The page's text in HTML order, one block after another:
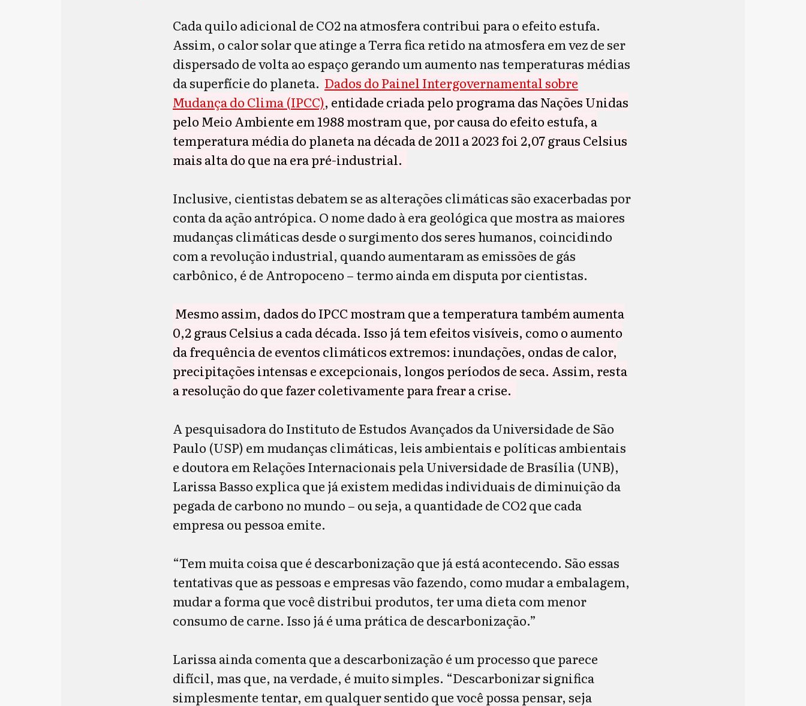
Cada quilo adicional de CO2 na atmosfera contribui para o efeito estufa.
Assim, o calor solar que atinge a Terra fica retido na atmosfera em vez de ser
dispersado de volta ao espaço gerando um aumento nas temperaturas médias
da superfície do planeta. Dados do Painel Intergovernamental sobre
Mudança do Clima (IPCC), entidade criada pelo programa das Nações Unidas
pelo Meio Ambiente em 1988 mostram que, por causa do efeito estufa, a
temperatura média do planeta na década de 2011 a 2023 foi 2,07 graus Celsius
mais alta do que na era pré-industrial.
Inclusive, cientistas debatem se as alterações climáticas são exacerbadas por
conta da ação antrópica. O nome dado à era geológica que mostra as maiores
mudanças climáticas desde o surgimento dos seres humanos, coincidindo
com a revolução industrial, quando aumentaram as emissões de gás
carbônico, é de Antropoceno – termo ainda em disputa por cientistas.
Mesmo assim, dados do IPCC mostram que a temperatura também aumenta
0,2 graus Celsius a cada década. Isso já tem efeitos visíveis, como o aumento
da frequência de eventos climáticos extremos: inundações, ondas de calor,
precipitações intensas e excepcionais, longos períodos de seca. Assim, resta
a resolução do que fazer coletivamente para frear a crise.
A pesquisadora do Instituto de Estudos Avançados da Universidade de São
Paulo (USP) em mudanças climáticas, leis ambientais e políticas ambientais
e doutora em Relações Internacionais pela Universidade de Brasília (UNB),
Larissa Basso explica que já existem medidas individuais de diminuição da
pegada de carbono no mundo – ou seja, a quantidade de CO2 que cada
empresa ou pessoa emite.
“Tem muita coisa que é descarbonização que já está acontecendo. São essas
tentativas que as pessoas e empresas vão fazendo, como mudar a embalagem,
mudar a forma que você distribui produtos, ter uma dieta com menor
consumo de carne. Isso já é uma prática de descarbonização.”
Larissa ainda comenta que a descarbonização é um processo que parece
difícil, mas que, na verdade, é muito simples. “Descarbonizar significa
simplesmente tentar, em qualquer sentido que você possa pensar, seja